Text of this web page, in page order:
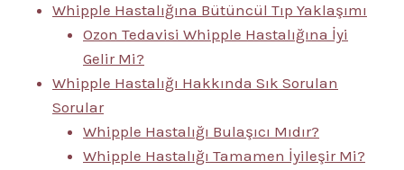
Whipple Hastalığına Bütüncül Tıp Yaklaşımı
Ozon Tedavisi Whipple Hastalığına İyi
Gelir Mi?
Whipple Hastalığı Hakkında Sık Sorulan
Sorular
Whipple Hastalığı Bulaşıcı Mıdır?
Whipple Hastalığı Tamamen İyileşir Mi?